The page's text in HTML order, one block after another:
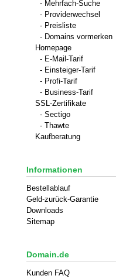
- Mehrfach-Suche
- Providerwechsel
- Preisliste
- Domains vormerken
Homepage
- E-Mail-Tarif
- Einsteiger-Tarif
- Profi-Tarif
- Business-Tarif
SSL-Zertifikate
- Sectigo
- Thawte
Kaufberatung
Informationen
Bestellablauf
Geld-zurück-Garantie
Downloads
Sitemap
Domain.de
Kunden FAQ